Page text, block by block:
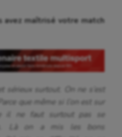
avez maîtrisé votre match
sérieux surtout. On ne s’est
que même si l’on est sur
il ne faut surtout pas se
Là on a mis les bons